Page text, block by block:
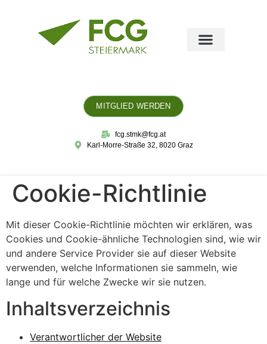
MITGLIED WERDEN
fcg.stmk@fcg.at
Karl-Morre-Straße 32, 8020 Graz
Cookie-Richtlinie
Mit dieser Cookie-Richtlinie möchten wir erklären, was
Cookies und Cookie-ähnliche Technologien sind, wie wir
und andere Service Provider sie auf dieser Website
verwenden, welche Informationen sie sammeln, wie
lange und für welche Zwecke wir sie nutzen.
Inhaltsverzeichnis
Verantwortlicher der Website